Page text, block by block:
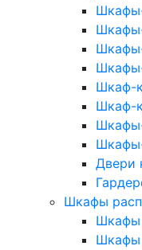
Шкаф-
Шкаф-
Двери
Шкафы
Шкафы
Шкафы